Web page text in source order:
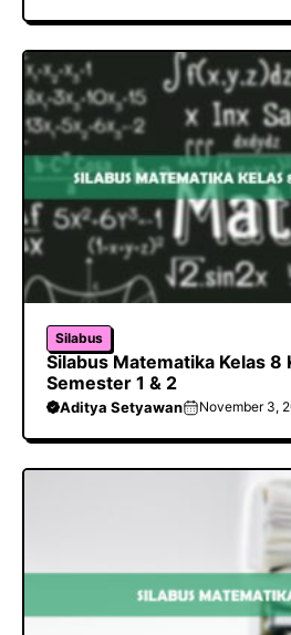
Silabus
Silabus Matematika Kelas 8
Semester 1 & 2
Aditya Setyawan November 3,